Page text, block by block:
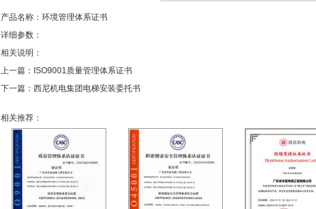
产品名称：环境管理体系证书
详细参数：
相关说明：
上一篇： ISO9001质量管理体系证书
下一篇：西尼机电集团电梯安装委托书
相关推荐：